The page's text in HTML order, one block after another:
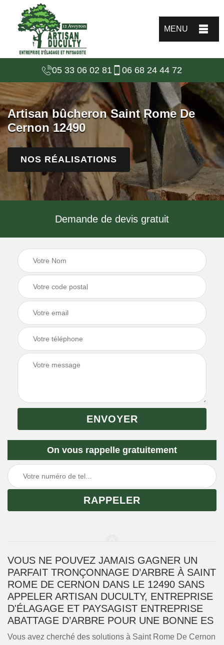
MENU
05 33 06 02 81 06 68 24 44 72
Artisan bûcheron Saint Rome De
Cernon 12490
NOS RÉALISATIONS
Demande de devis gratuit
On vous rappelle gratuitement
VOUS NE POUVEZ JAMAIS GAGNER UN
PARFAIT TRONÇONNAGE D’ARBRE À SAINT
ROME DE CERNON DANS LE 12490 SANS
APPELER ARTISAN DUCULTY, ENTREPRISE
D'ÉLAGAGE ET PAYSAGIST ENTREPRISE
ABATTAGE D’ARBRE POUR UNE BONNE ES
Vous avez cherché des solutions à Saint Rome De Cernon